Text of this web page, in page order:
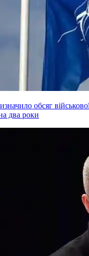
обсяг
два роки